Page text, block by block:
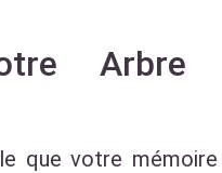
Arbre
que votre